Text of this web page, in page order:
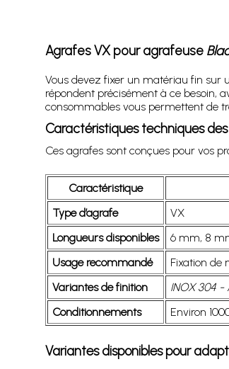
Agrafes VX pour agrafeuse
Vous devez fixer un matériau fin sur
répondent précisément à ce besoin,
consommables vous permettent de
Caractéristiques techniques
Ces agrafes sont conçues pour vos
Caractéristique
Type d’agrafe
VX
Longueurs disponibles
6 mm, 8
Usage recommandé
Fixation de
Variantes de finition
INOX 304 -
Conditionnements
Environ
Variantes disponibles pour